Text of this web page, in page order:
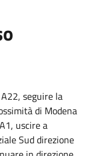
seguire la
di Modena
uscire a
Sud direzione